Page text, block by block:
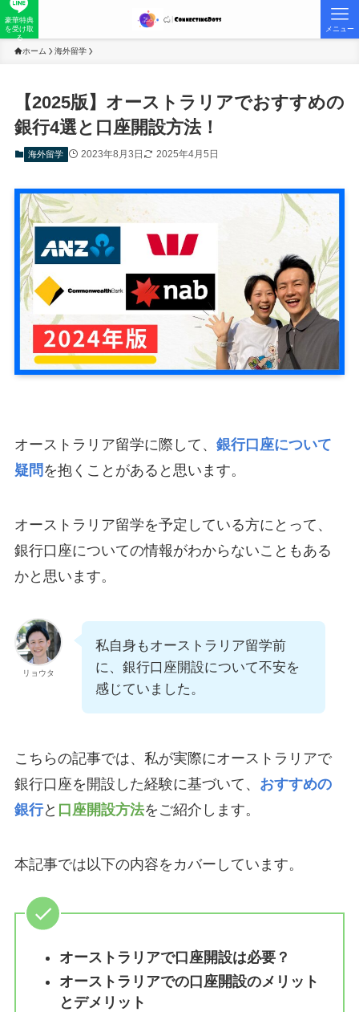
豪華特典
を受け取
る
メニュー
ホーム 海外留学
【2025版】オーストラリアでおすすめの
銀行4選と口座開設方法！
海外留学 2023年8月3日 2025年4月5日
オーストラリア留学に際して、 銀行口座について
疑問 を抱くことがあると思います。
オーストラリア留学を予定している方にとって、
銀行口座についての情報がわからないこともある
かと思います。
リョウタ
私自身もオーストラリア留学前
に、銀行口座開設について不安を
感じていました。
こちらの記事では、私が実際にオーストラリアで
銀行口座を開設した経験に基づいて、 おすすめの
銀行と 口座開設方法をご紹介します。
本記事では以下の内容をカバーしています。
オーストラリアで口座開設は必要？
オーストラリアでの口座開設のメリット
とデメリット